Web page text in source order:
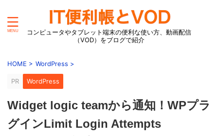
コンピュータやタブレット端末の便利な使い方、動画配信
（VOD）をブログで紹介
HOME > WordPress >
PR WordPress
Widget logic teamから通知！WPプラ
グインLimit Login Attempts